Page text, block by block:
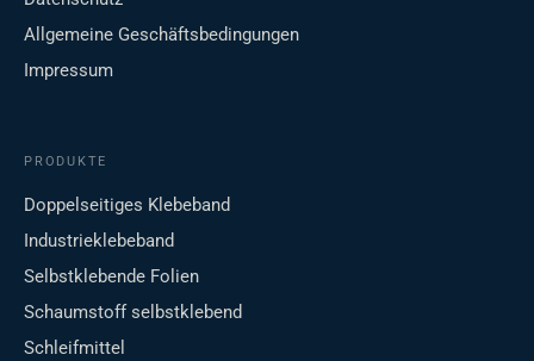
Allgemeine Geschäftsbedingungen
Impressum
PRODUKTE
Doppelseitiges Klebeband
Industrieklebeband
Selbstklebende Folien
Schaumstoff selbstklebend
Schleifmittel